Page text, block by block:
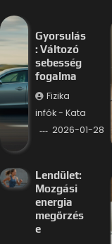
Gyorsulás
: Változó
sebesség
fogalma
Fizika
infók - Kata
2026-01-28
Lendület:
Mozgási
energia
megőrzés
e